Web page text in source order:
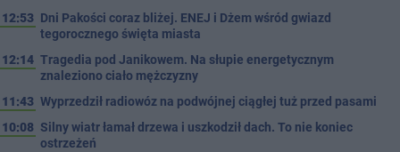
12:53 Dni Pakości coraz bliżej. ENEJ i Dżem wśród gwiazd
tegorocznego święta miasta
12:14 Tragedia pod Janikowem. Na słupie energetycznym
znaleziono ciało mężczyzny
11:43 Wyprzedził radiowóz na podwójnej ciągłej tuż przed pasami
10:08 Silny wiatr łamał drzewa i uszkodził dach. To nie koniec
ostrzeżeń